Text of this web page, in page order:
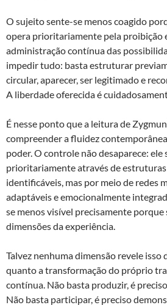
O sujeito sente-se menos coagido
opera prioritariamente pela proibição
administração contínua das
impedir tudo: basta estruturar
circular, aparecer, ser legitimado e
A liberdade oferecida é
É nesse ponto que a leitura de
compreender a fluidez
poder. O controle não desaparece: ele
prioritariamente através de
identificáveis, mas por meio de redes
adaptáveis e emocionalmente
se menos visível precisamente
dimensões da experiência.
Talvez nenhuma dimensão revele isso
quanto a transformação do próprio
contínua. Não basta produzir, é
Não basta participar, é preciso